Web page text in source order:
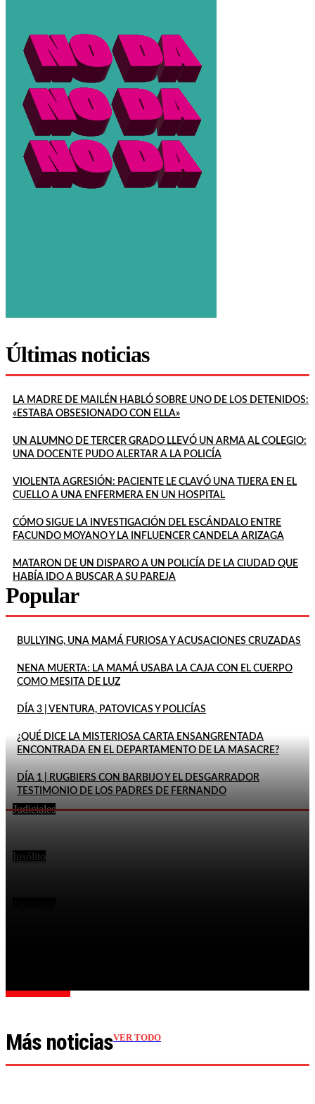
Últimas noticias
LA MADRE DE MAILÉN HABLÓ SOBRE UNO DE LOS DETENIDOS:
«ESTABA OBSESIONADO CON ELLA»
UN ALUMNO DE TERCER GRADO LLEVÓ UN ARMA AL COLEGIO:
UNA DOCENTE PUDO ALERTAR A LA POLICÍA
VIOLENTA AGRESIÓN: PACIENTE LE CLAVÓ UNA TIJERA EN EL
CUELLO A UNA ENFERMERA EN UN HOSPITAL
CÓMO SIGUE LA INVESTIGACIÓN DEL ESCÁNDALO ENTRE
FACUNDO MOYANO Y LA INFLUENCER CANDELA ARIZAGA
MATARON DE UN DISPARO A UN POLICÍA DE LA CIUDAD QUE
HABÍA IDO A BUSCAR A SU PAREJA
Popular
BULLYING, UNA MAMÁ FURIOSA Y ACUSACIONES CRUZADAS
NENA MUERTA: LA MAMÁ USABA LA CAJA CON EL CUERPO
COMO MESITA DE LUZ
DÍA 3 | VENTURA, PATOVICAS Y POLICÍAS
¿QUÉ DICE LA MISTERIOSA CARTA ENSANGRENTADA
ENCONTRADA EN EL DEPARTAMENTO DE LA MASACRE?
DÍA 1 | RUGBIERS CON BARBIJO Y EL DESGARRADOR
TESTIMONIO DE LOS PADRES DE FERNANDO
Judiciales
POLICÍA
Insólito
Más noticiasVER TODO